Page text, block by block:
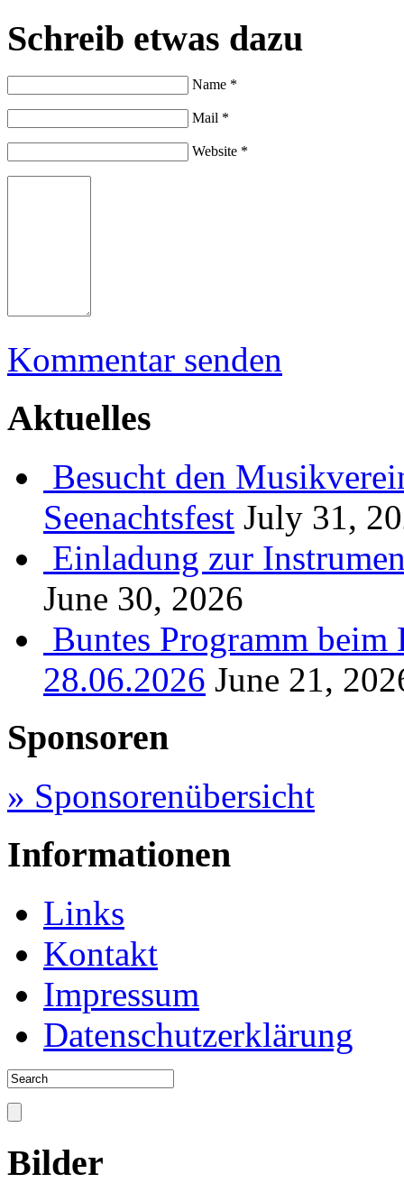
Schreib etwas dazu
Name *
Mail *
Website *
Kommentar senden
Aktuelles
Besucht den
Seenachtsfest July 31,
Einladung zur
June 30, 2026
Buntes Programm
28.06.2026 June 21,
Sponsoren
» Sponsorenübersicht
Informationen
Links
Kontakt
Impressum
Datenschutzerklärung
Bilder